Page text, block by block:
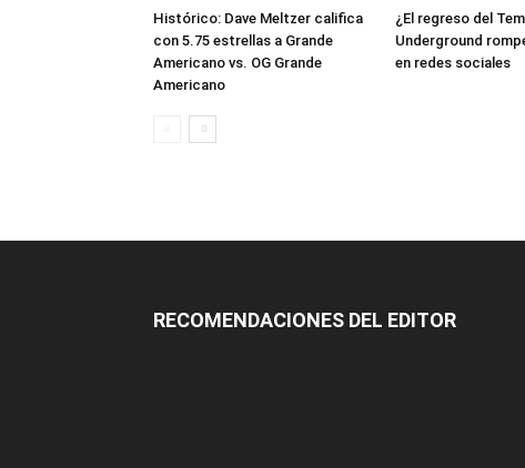
Histórico: Dave Meltzer califica
con 5.75 estrellas a Grande
Americano vs. OG Grande
Americano
¿El regreso del
Underground
en redes sociales
RECOMENDACIONES DEL EDITOR